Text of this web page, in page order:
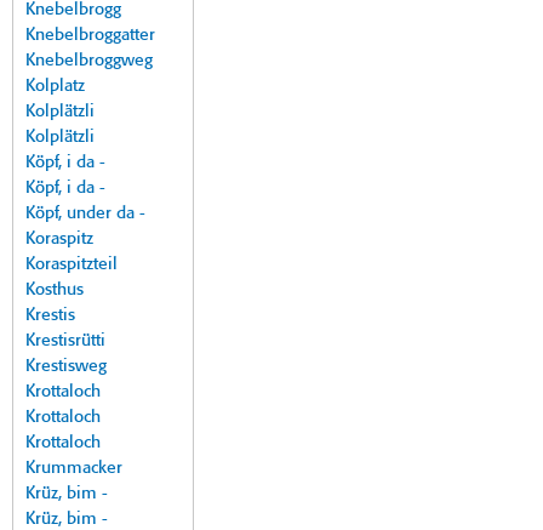
Knebelbrogg
Knebelbroggatter
Knebelbroggweg
Kolplatz
Kolplätzli
Kolplätzli
Köpf, i da -
Köpf, i da -
Köpf, under da -
Koraspitz
Koraspitzteil
Kosthus
Krestis
Krestisrütti
Krestisweg
Krottaloch
Krottaloch
Krottaloch
Krummacker
Krüz, bim -
Krüz, bim -